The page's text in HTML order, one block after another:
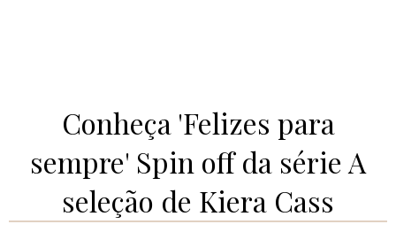
Conheça 'Felizes para
sempre' Spin off da série A
seleção de Kiera Cass